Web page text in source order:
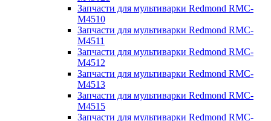
Запчасти для мультиварки Redmond RMC-
M4510
Запчасти для мультиварки Redmond RMC-
M4511
Запчасти для мультиварки Redmond RMC-
M4512
Запчасти для мультиварки Redmond RMC-
M4513
Запчасти для мультиварки Redmond RMC-
M4515
Запчасти для мультиварки Redmond RMC-